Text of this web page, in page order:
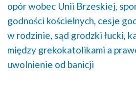
opór wobec Unii Brzeskiej,
godności kościelnych, cesje
w rodzinie, sąd grodzki łucki,
między grekokatolikami a
uwolnienie od banicji